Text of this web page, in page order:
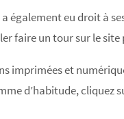
a également eu droit à
faire un tour sur le
imprimées et
d’habitude, cliquez